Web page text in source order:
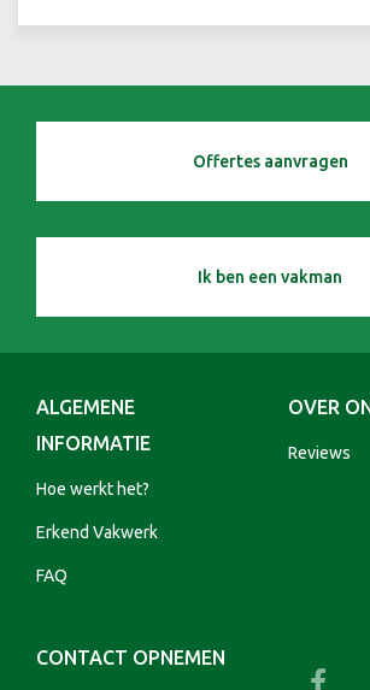
Offertes aanvragen
Ik ben een vakman
ALGEMENE
INFORMATIE
Hoe werkt het?
Erkend Vakwerk
FAQ
OVER
Reviews
CONTACT OPNEMEN